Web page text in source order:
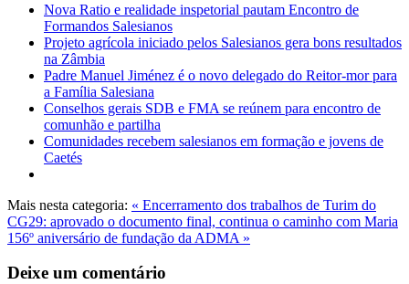
Nova Ratio e realidade inspetorial pautam Encontro de
Formandos Salesianos
Projeto agrícola iniciado pelos Salesianos gera bons resultados
na Zâmbia
Padre Manuel Jiménez é o novo delegado do Reitor-mor para
a Família Salesiana
Conselhos gerais SDB e FMA se reúnem para encontro de
comunhão e partilha
Comunidades recebem salesianos em formação e jovens de
Caetés
Mais nesta categoria: « Encerramento dos trabalhos de Turim do
CG29: aprovado o documento final, continua o caminho com Maria
156º aniversário de fundação da ADMA »
Deixe um comentário